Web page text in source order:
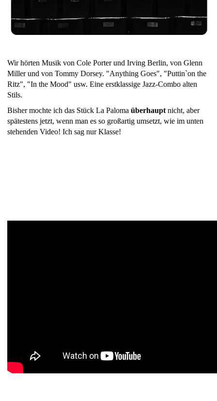
Wir hörten Musik von Cole Porter und Irving Berlin, von Glenn
Miller und von Tommy Dorsey. "Anything Goes", "Puttin`on the
Ritz", "In the Mood" usw. Eine erstklassige Jazz-Combo alten
Stils.
Bisher mochte ich das Stück La Paloma überhaupt nicht, aber
spätestens jetzt, wenn man es so großartig umsetzt, wie im unten
stehenden Video! Ich sag nur Klasse!